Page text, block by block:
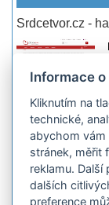
Srdcetvor.cz -
hosting
Informace
Kliknutím na
technické,
abychom
stránek, měřit
reklamu.
dalších
preference